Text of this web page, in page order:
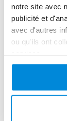
notre site avec
publicité et
avec d'autres
ou qu'ils ont
20